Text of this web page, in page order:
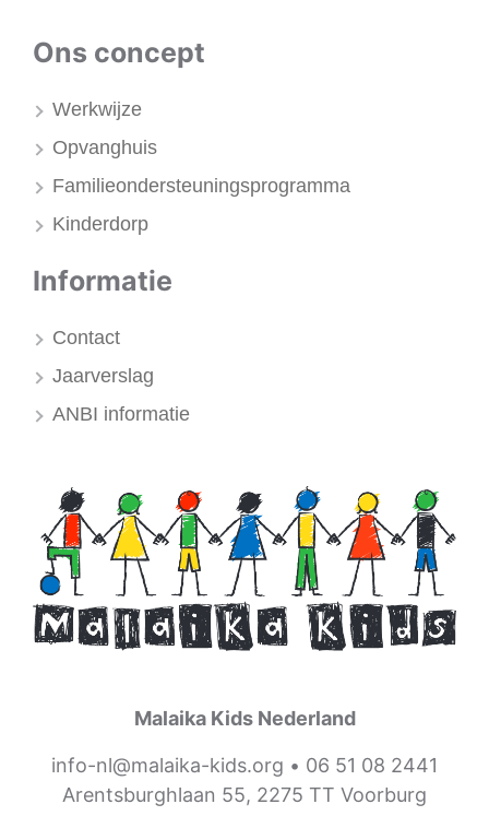
Ons concept
Werkwijze
Opvanghuis
Familieondersteuningsprogramma
Kinderdorp
Informatie
Contact
Jaarverslag
ANBI informatie
Malaika Kids Nederland
info-nl@malaika-kids.org • 06 51 08 2441
Arentsburghlaan 55, 2275 TT Voorburg